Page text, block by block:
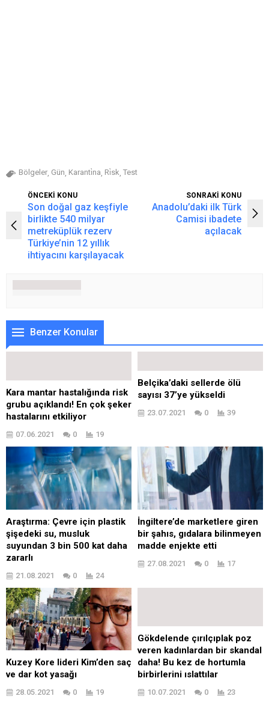
Bölgeler, Gün, Karanti̇na, Ri̇sk, Test
ÖNCEKİ KONU
Son doğal gaz keşfiyle
birlikte 540 milyar
metreküplük rezerv
Türkiye’nin 12 yıllık
ihtiyacını karşılayacak
SONRAKİ KONU
Anadolu’daki ilk Türk
Camisi ibadete
açılacak
Benzer Konular
Kara mantar hastalığında risk
grubu açıklandı! En çok şeker
hastalarını etkiliyor
07.06.2021 0 19
Belçika’daki sellerde ölü
sayısı 37’ye yükseldi
23.07.2021 0 39
Araştırma: Çevre için plastik
şişedeki su, musluk
suyundan 3 bin 500 kat daha
zararlı
21.08.2021 0 24
İngiltere’de marketlere giren
bir şahıs, gıdalara bilinmeyen
madde enjekte etti
27.08.2021 0 17
Kuzey Kore lideri Kim’den saç
ve dar kot yasağı
28.05.2021 0 19
Gökdelende çırılçıplak poz
veren kadınlardan bir skandal
daha! Bu kez de hortumla
birbirlerini ıslattılar
10.07.2021 0 23